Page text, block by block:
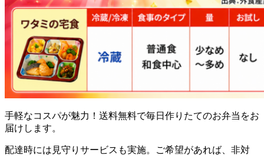
手軽なコスパが魅力！送料無料で毎日作りたてのお弁当をお
届け します。
配達時には見守りサービスも実施。ご希望があれば、非対